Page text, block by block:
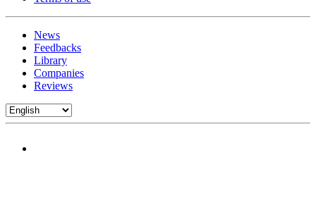
News
Feedbacks
Library
Companies
Reviews